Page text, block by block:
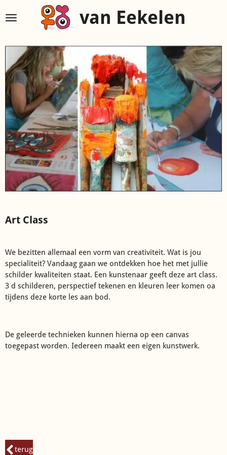
direct
hoofdinhoud
van Eekelen
Art Class
We bezitten allemaal een vorm van creativiteit. Wat is jou
specialiteit? Vandaag gaan we ontdekken hoe het met jullie
schilder kwaliteiten staat. Een kunstenaar geeft deze art class.
3 d schilderen, perspectief tekenen en kleuren leer komen oa
tijdens deze korte les aan bod.
De geleerde technieken kunnen hierna op een canvas
toegepast worden. Iedereen maakt een eigen kunstwerk.
terug